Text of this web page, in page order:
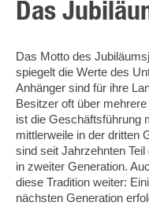
Das
Das Motto des
spiegelt die Werte des
Anhänger sind für ihre
Besitzer oft über
ist die Geschäftsführung
mittlerweile in der dritten
sind seit Jahrzehnten
in zweiter Generation.
diese Tradition weiter:
nächsten Generation